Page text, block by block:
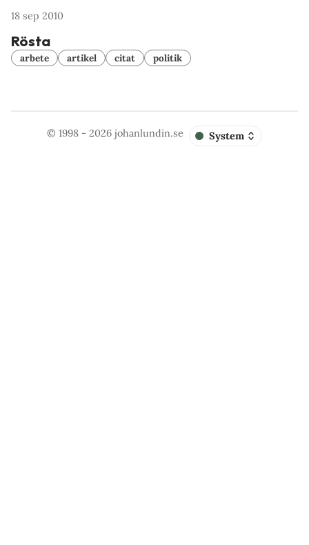
18 sep 2010
Rösta
arbete artikel citat politik
© 1998 - 2026johanlundin.se